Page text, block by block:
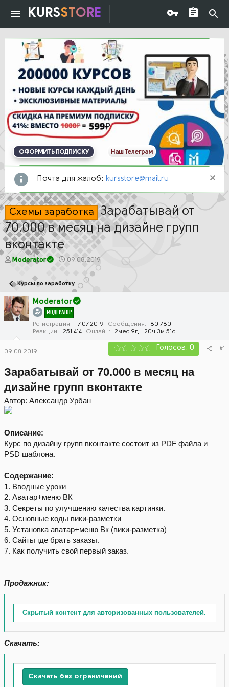
KURSSTORE
ОФОРМИТЬ ПОДПИСКУ Наш Телеграм
Почта для жалоб: kursstore@mail.ru
Схемы заработка Зарабатывай от
70.000 в месяц на дизайне групп
вконтакте
А
о
р
т
е
Moderator
Д
а
а
ч
а
л
а
09.08.2019
Курсы по заработку
Moderator
МОДЕРАТОР
Регистрация 17.07.2019 Сообщения
80 780
Реакции
251 414 Онлайн 2мес 9дн 20ч 3м 51с
09.08.2019 Голосов: 0 #1
Зарабатывай от 70.000 в месяц на
дизайне групп вконтакте
Автор: Александр Урбан
Описание:
Курс по дизайну групп вконтакте состоит из PDF файла и
PSD шаблона.
Содержание:
1. Вводные уроки
2. Аватар+меню ВК
3. Секреты по улучшению качества картинки.
4. Основные коды вики-разметки
5. Установка аватар+меню Вк (вики-разметка)
6. Сайты где брать заказы.
7. Как получить свой первый заказ.
Продажник:
Скрытый контент для авторизованных пользователей.
Скачать:
Скачать без ограничений